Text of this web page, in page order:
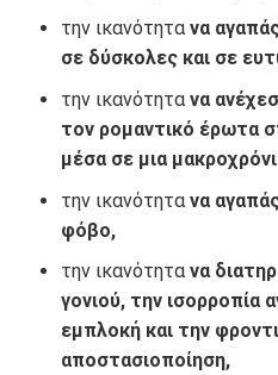
την ικανότητα να
σε δύσκολες και σε
την ικανότητα να
τον ρομαντικό έρωτα
μέσα σε μια
την ικανότητα να
φόβο,
την ικανότητα να
γονιού, την ισορροπία
εμπλοκή και την
αποστασιοποίηση,